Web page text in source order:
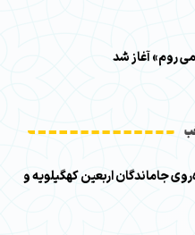
روم» آغاز شد
پیاده‌روی جاماندگان اربعین کهگیلویه و